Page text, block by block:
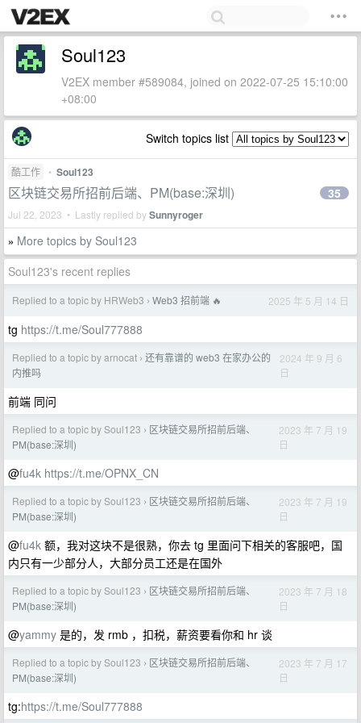
Soul123
V2EX member #589084, joined on 2022-07-25 15:10:00
+08:00
Switch topics list
酷工作 • Soul123
区块链交易所招前后端、PM(base:深圳)
Jul 22, 2023 • Lastly replied bySunnyroger
35
» More topics by Soul123
Soul123's recent replies
Replied to a topic by HRWeb3 › Web3 招前端 🔥 2025 年 5 月 14 日
tg https://t.me/Soul777888
Replied to a topic by arnocat › 还有靠谱的 web3 在家办公的
内推吗
2024 年 9 月 6
日
前端 同问
Replied to a topic by Soul123 › 区块链交易所招前后端、
PM(base:深圳)
2023 年 7 月 19
日
@fu4k https://t.me/OPNX_CN
Replied to a topic by Soul123 › 区块链交易所招前后端、
PM(base:深圳)
2023 年 7 月 19
日
@fu4k 额，我对这块不是很熟，你去 tg 里面问下相关的客服吧，国
内只有一少部分人，大部分员工还是在国外
Replied to a topic by Soul123 › 区块链交易所招前后端、
PM(base:深圳)
2023 年 7 月 18
日
@yammy 是的，发 rmb ，扣税，薪资要看你和 hr 谈
Replied to a topic by Soul123 › 区块链交易所招前后端、
PM(base:深圳)
2023 年 7 月 17
日
tg:https://t.me/Soul777888